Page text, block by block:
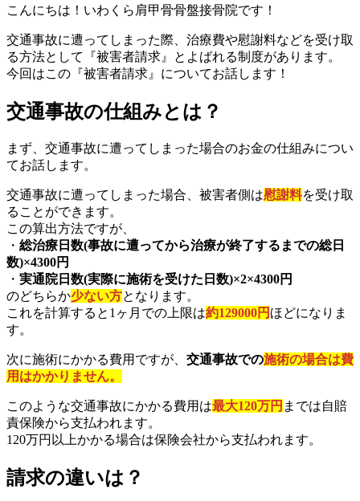
こんにちは！いわくら肩甲骨骨盤接骨院です！
交通事故に遭ってしまった際、治療費や慰謝料などを受け取
る方法として『被害者請求』とよばれる制度があります。
今回はこの『被害者請求』についてお話します！
交通事故の仕組みとは？
まず、交通事故に遭ってしまった場合のお金の仕組みについ
てお話します。
交通事故に遭ってしまった場合、被害者側は慰謝料を受け取
ることができます。
この算出方法ですが、
・ 総治療日数(事故に遭ってから治療が終了するまでの総日
数)×4300円
・ 実通院日数(実際に施術を受けた日数)×2×4300円
のどちらか少ない方となります。
これを計算すると1ヶ月での上限は約129000円 ほどになりま
す。
次に施術にかかる費用ですが、 交通事故での施術の場合は費
用はかかりません。
このような交通事故にかかる費用は最大120万円 までは自賠
責保険から支払われます。
120万円以上かかる場合は保険会社から支払われます。
請求の違いは？